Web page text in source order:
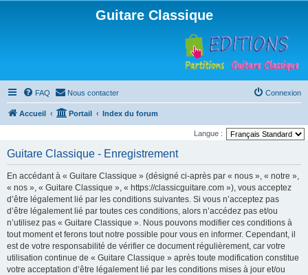
Guitare Classique
FAQ Nous contacter Connexion
Accueil Portail Index du forum
Langue :
Guitare Classique - Enregistrement
En accédant à « Guitare Classique » (désigné ci-après par « nous », « notre »,
« nos », « Guitare Classique », « https://classicguitare.com »), vous acceptez
d’être légalement lié par les conditions suivantes. Si vous n’acceptez pas
d’être légalement lié par toutes ces conditions, alors n’accédez pas et/ou
n’utilisez pas « Guitare Classique ». Nous pouvons modifier ces conditions à
tout moment et ferons tout notre possible pour vous en informer. Cependant, il
est de votre responsabilité de vérifier ce document régulièrement, car votre
utilisation continue de « Guitare Classique » après toute modification constitue
votre acceptation d’être légalement lié par les conditions mises à jour et/ou